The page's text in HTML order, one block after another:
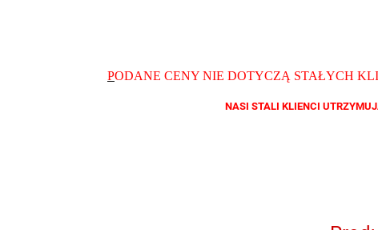
PODANE CENY NIE DOTYCZĄ STAŁYCH
NASI STALI KLIENCI